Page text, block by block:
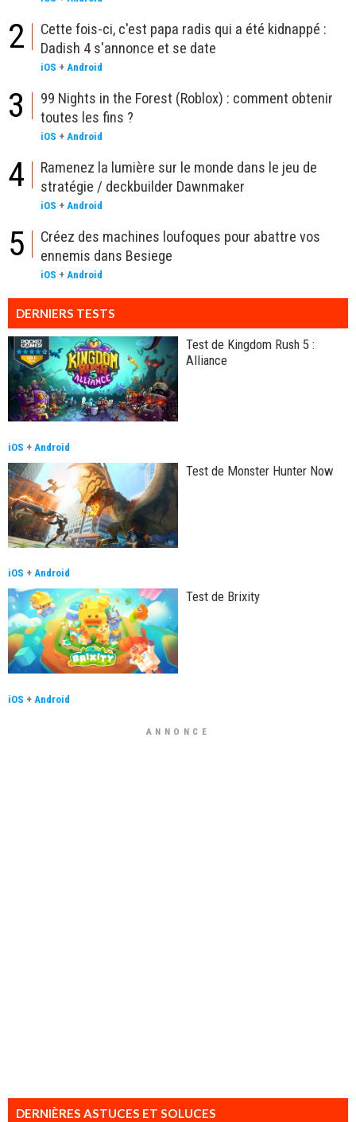
2
Cette fois-ci, c'est papa radis qui a été kidnappé :
Dadish 4 s'annonce et se date
iOS + Android
3
99 Nights in the Forest (Roblox) : comment obtenir
toutes les fins ?
iOS + Android
4
Ramenez la lumière sur le monde dans le jeu de
stratégie / deckbuilder Dawnmaker
iOS + Android
5
Créez des machines loufoques pour abattre vos
ennemis dans Besiege
iOS + Android
DERNIERS TESTS
Test de Kingdom Rush 5 :
Alliance
iOS + Android
Test de Monster Hunter Now
iOS + Android
Test de Brixity
iOS + Android
ANNONCE
DERNIÈRES ASTUCES ET SOLUCES